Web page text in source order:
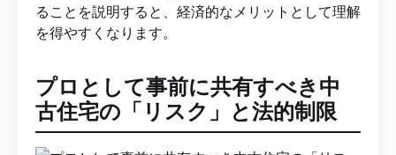
ることを説明すると、経済的なメリットとして理解
を得やすくなります。
プロとして事前に共有すべき中
古住宅の「リスク」と法的制限